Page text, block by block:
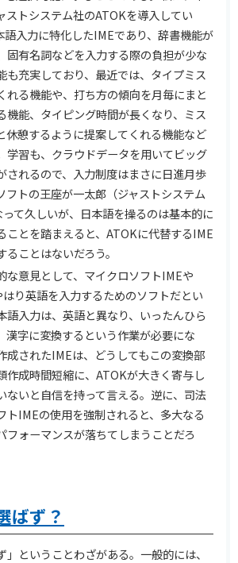
ストシステム社のATOKを導入してい
入力に特化したIMEであり、辞書機能が
固有名詞などを入力する際の負担が少な
も充実しており、最近では、タイプミス
れる機能や、打ち方の傾向を月毎にまと
機能、タイピング時間が長くなり、ミス
休憩するように提案してくれる機能など
学習も、クラウドデータを用いてビッグ
されるので、入力制度はまさに日進月歩
フトの王座が一太郎（ジャストシステム
て久しいが、日本語を操るのは基本的に
ことを踏まえると、ATOKに代替するIME
ことはないだろう。
な意見として、マイクロソフトIMEや
り英語を入力するためのソフトだとい
語入力は、英語と異なり、いったんひら
漢字に変換するという作業が必要にな
成されたIMEは、どうしてもこの変換部
作成時間短縮に、ATOKが大きく寄与し
ないと自信を持って言える。逆に、司法
トIMEの使用を強制されると、多大なる
フォーマンスが落ちてしまうことだろ
ばず？
」ということわざがある。一般的には、